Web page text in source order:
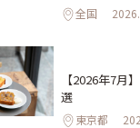
全国
【2026年7月
選
東京都